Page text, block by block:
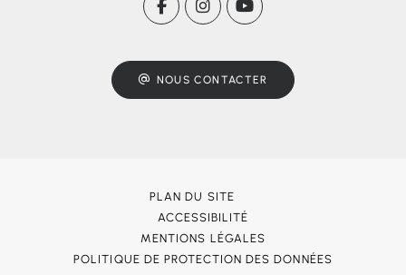
NOUS CONTACTER
PLAN DU SITE
ACCESSIBILITÉ
MENTIONS LÉGALES
POLITIQUE DE PROTECTION DES DONNÉES